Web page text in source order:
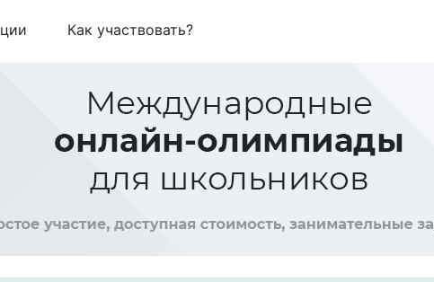
Как участвовать?